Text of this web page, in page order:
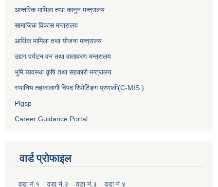
आन्तरिक मामिला तथा कानुन मन्त्रालय
सामाजिक विकास मन्त्रालय
आर्थिक मामिला तथा योजना मन्त्रालय
उद्यग पर्यटन वन तथा वातावरण मन्त्रालय
भुमि ब्यवस्था कृषि तथा सहकारी मन्त्रालय
स्थानिय तहकालागी विपद रिपोर्टिङ्ग प्रणाली(C-MIS )
Plgsp
Career Guidance Portal
वार्ड प्रोफाइल
वडा नं.१ वडा नं.२ वडा नं.३ वडा नं ४